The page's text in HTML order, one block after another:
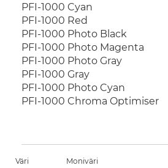
PFI-1000 Cyan
PFI-1000 Red
PFI-1000 Photo Black
PFI-1000 Photo Magenta
PFI-1000 Photo Gray
PFI-1000 Gray
PFI-1000 Photo Cyan
PFI-1000 Chroma Optimiser
Väri
Moniväri